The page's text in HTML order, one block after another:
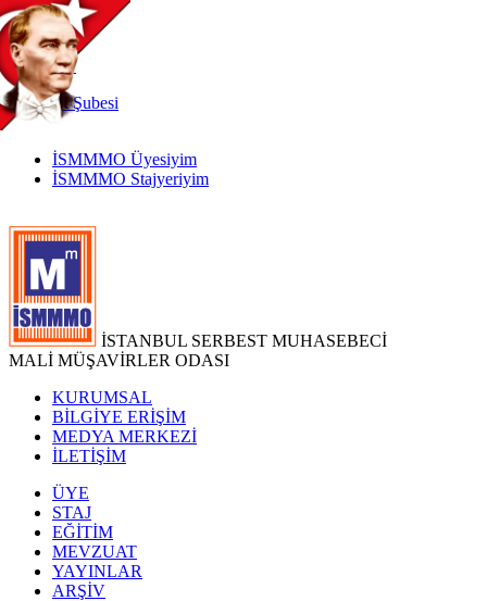
TR
|
EN
İnternetŞubesi
İSMMMO Üyesiyim
İSMMMO Stajyeriyim
İSTANBUL SERBEST MUHASEBECİ
MALİ MÜŞAVİRLER ODASI
KURUMSAL
BİLGİYE ERİŞİM
MEDYA MERKEZİ
İLETİŞİM
ÜYE
STAJ
EĞİTİM
MEVZUAT
YAYINLAR
ARŞİV